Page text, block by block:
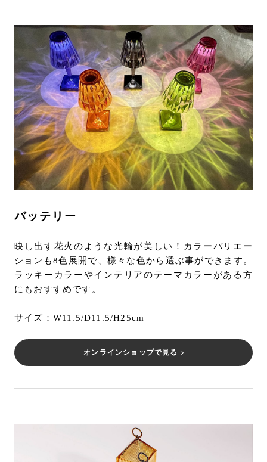
バッテリー
映し出す花火のような光輪が美しい！カラーバリエー
ションも8色展開で、様々な色から選ぶ事ができます。
ラッキーカラーやインテリアのテーマカラーがある方
にもおすすめです。
サイズ：W11.5/D11.5/H25cm
オンラインショップで見る